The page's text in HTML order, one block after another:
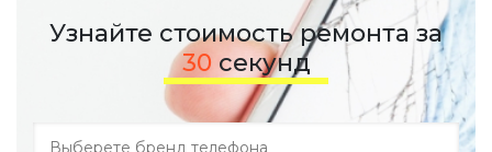
Узнайте стоимость ремонта за
30 секунд